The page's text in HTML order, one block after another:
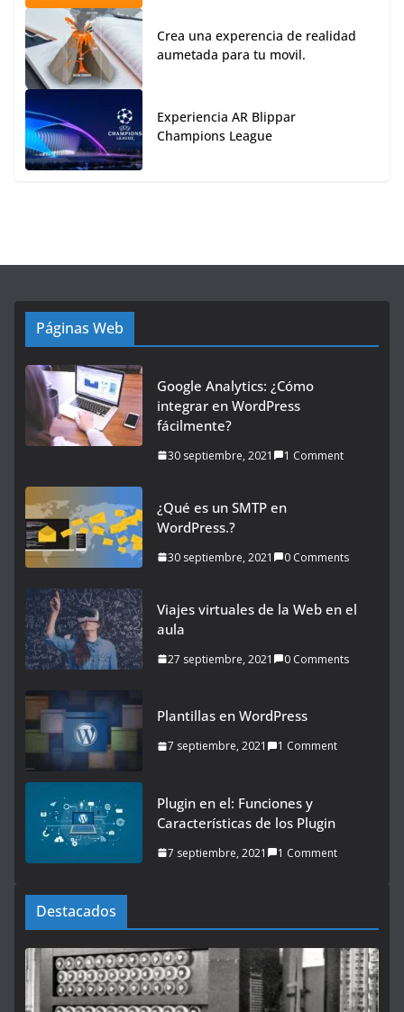
Crea una experencia de realidad
aumetada para tu movil.
Experiencia AR Blippar
Champions League
Páginas Web
Google Analytics: ¿Cómo
integrar en WordPress
fácilmente?
30 septiembre, 2021 1 Comment
¿Qué es un SMTP en
WordPress.?
30 septiembre, 2021 0 Comments
Viajes virtuales de la Web en el
aula
27 septiembre, 2021 0 Comments
Plantillas en WordPress
7 septiembre, 2021 1 Comment
Plugin en el: Funciones y
Características de los Plugin
7 septiembre, 2021 1 Comment
Destacados